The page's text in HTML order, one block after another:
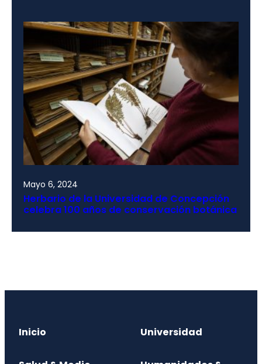
Mayo 6, 2024
Herbario de la Universidad de Concepción
celebra 100 años de conservación botánica
Inicio Universidad